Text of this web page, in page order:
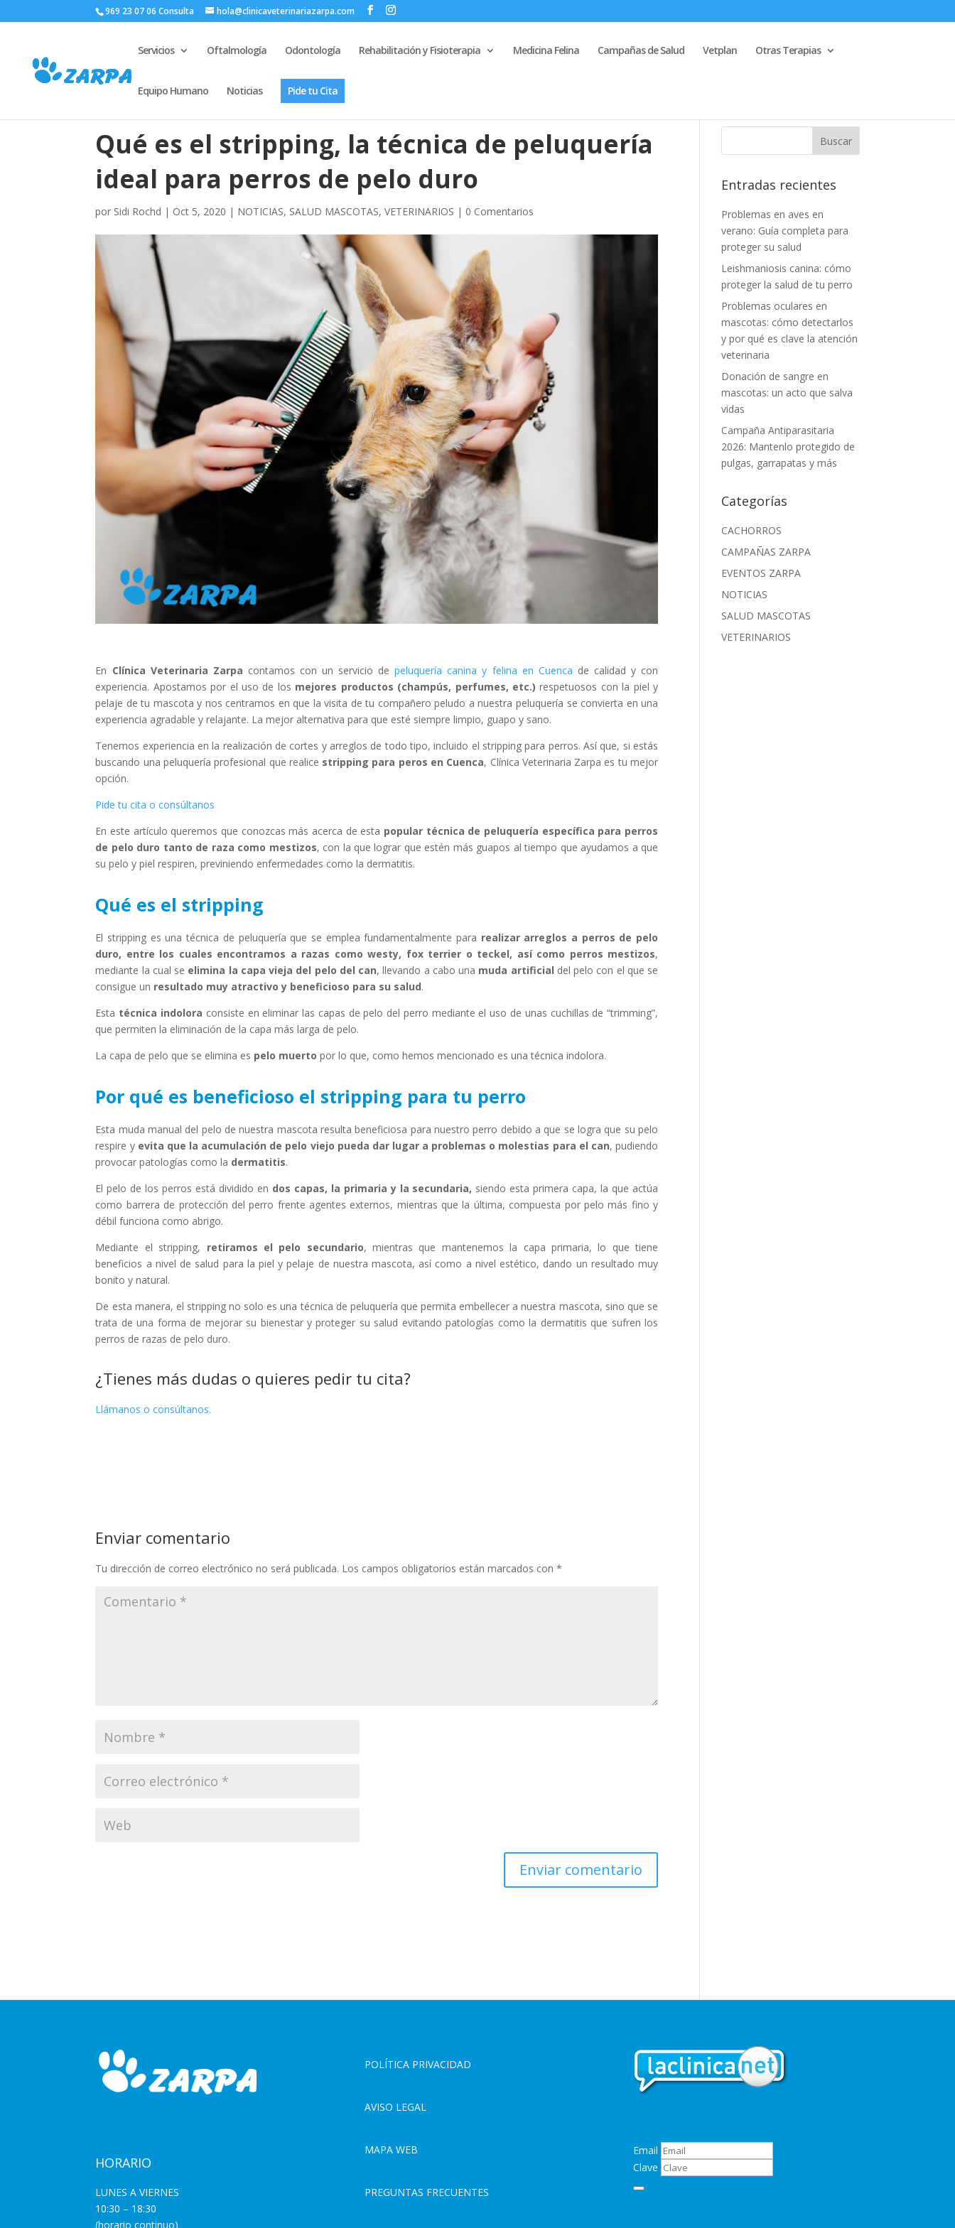
969 23 07 06 Consulta hola@clinicaveterinariazarpa.com
Servicios Oftalmología Odontología Rehabilitación y Fisioterapia Medicina Felina Campañas de Salud Vetplan Otras Terapias
Equipo Humano Noticias Pide tu Cita
Qué es el stripping, la técnica de peluquería
ideal para perros de pelo duro
por Sidi Rochd | Oct 5, 2020 | NOTICIAS, SALUD MASCOTAS,VETERINARIOS | 0 Comentarios
En Clínica Veterinaria Zarpa contamos con un servicio depeluquería canina y felina en Cuenca de calidad y con
experiencia. Apostamos por el uso de los mejores productos (champús, perfumes, etc.) respetuosos con la piel y
pelaje de tu mascota y nos centramos en que la visita de tu compañero peludo a nuestra peluquería se convierta en una
experiencia agradable y relajante. La mejor alternativa para que esté siempre limpio, guapo y sano.
Tenemos experiencia en la realización de cortes y arreglos de todo tipo, incluido el stripping para perros. Así que, si estás
buscando una peluquería profesional que realice stripping para peros en Cuenca, Clínica Veterinaria Zarpa es tu mejor
opción.
Pide tu cita o consúltanos
En este artículo queremos que conozcas más acerca de esta popular técnica de peluquería específica para perros
de pelo duro tanto de raza como mestizos, con la que lograr que estén más guapos al tiempo que ayudamos a que
su pelo y piel respiren, previniendo enfermedades como la dermatitis.
Qué es el stripping
El stripping es una técnica de peluquería que se emplea fundamentalmente para realizar arreglos a perros de pelo
duro, entre los cuales encontramos a razas como westy, fox terrier o teckel, así como perros mestizos,
mediante la cual se elimina la capa vieja del pelo del can, llevando a cabo una muda artificial del pelo con el que se
consigue un resultado muy atractivo y beneficioso para su salud.
Esta técnica indolora consiste en eliminar las capas de pelo del perro mediante el uso de unas cuchillas de “trimming”,
que permiten la eliminación de la capa más larga de pelo.
La capa de pelo que se elimina es pelo muerto por lo que, como hemos mencionado es una técnica indolora.
Por qué es beneficioso el stripping para tu perro
Esta muda manual del pelo de nuestra mascota resulta beneficiosa para nuestro perro debido a que se logra que su pelo
respire y evita que la acumulación de pelo viejo pueda dar lugar a problemas o molestias para el can, pudiendo
provocar patologías como la dermatitis.
El pelo de los perros está dividido en dos capas, la primaria y la secundaria, siendo esta primera capa, la que actúa
como barrera de protección del perro frente agentes externos, mientras que la última, compuesta por pelo más fino y
débil funciona como abrigo.
Mediante el stripping, retiramos el pelo secundario, mientras que mantenemos la capa primaria, lo que tiene
beneficios a nivel de salud para la piel y pelaje de nuestra mascota, así como a nivel estético, dando un resultado muy
bonito y natural.
De esta manera, el stripping no solo es una técnica de peluquería que permita embellecer a nuestra mascota, sino que se
trata de una forma de mejorar su bienestar y proteger su salud evitando patologías como la dermatitis que sufren los
perros de razas de pelo duro.
¿Tienes más dudas o quieres pedir tu cita?
Llámanos o consúltanos.
Enviar comentario
Tu dirección de correo electrónico no será publicada. Los campos obligatorios están marcados con*
Entradas recientes
Problemas en aves en
verano: Guía completa para
proteger su salud
Leishmaniosis canina: cómo
proteger la salud de tu perro
Problemas oculares en
mascotas: cómo detectarlos
y por qué es clave la atención
veterinaria
Donación de sangre en
mascotas: un acto que salva
vidas
Campaña Antiparasitaria
2026: Mantenlo protegido de
pulgas, garrapatas y más
Categorías
CACHORROS
CAMPAÑAS ZARPA
EVENTOS ZARPA
NOTICIAS
SALUD MASCOTAS
VETERINARIOS
HORARIO
LUNES A VIERNES
10:30 – 18:30
(horario continuo)
POLÍTICA PRIVACIDAD
AVISO LEGAL
MAPA WEB
PREGUNTAS FRECUENTES
Email
Clave